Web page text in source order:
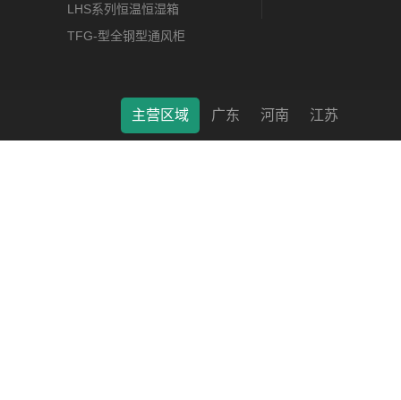
LHS系列恒温恒湿箱
TFG-型全钢型通风柜
莱特（南通）科学仪器有限公司 © 2022 版权所有 备案号
主营区域 广东 河南 江苏